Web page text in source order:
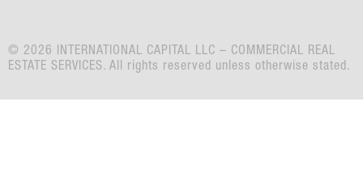
© 2026 INTERNATIONAL CAPITAL LLC – COMMERCIAL REAL
ESTATE SERVICES. All rights reserved unless otherwise stated.